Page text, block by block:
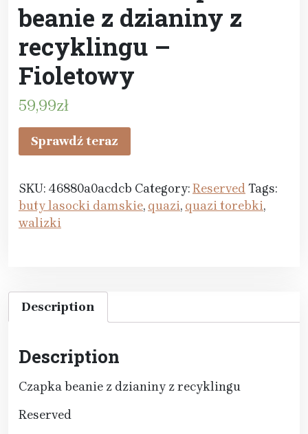
beanie z dzianiny z
recyklingu –
Fioletowy
59,99zł
Sprawdź teraz
SKU: 46880a0acdcb Category:ReservedTags:
buty lasocki damskie, quazi, quazi torebki,
walizki
Description
Description
Czapka beanie z dzianiny z recyklingu
Reserved